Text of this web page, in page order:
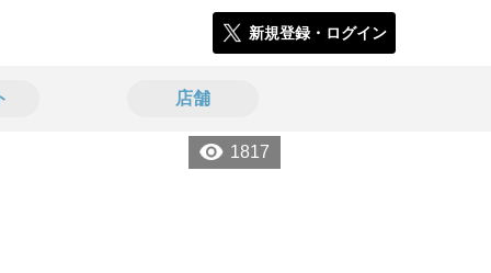
新規登録・ログイン
店舗
1817